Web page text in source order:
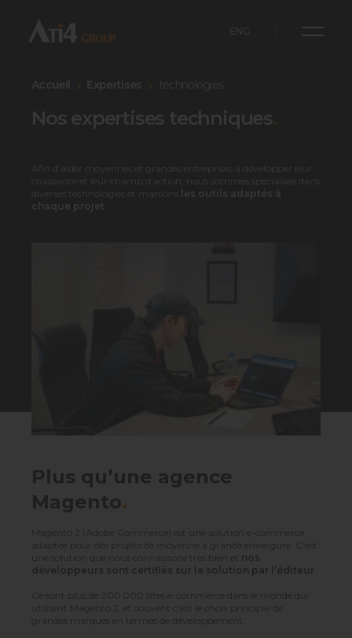
ENG
Accueil Expertises technologies
Nos expertises techniques
Afin d’aider moyennes et grandes entreprises à développer leur
croissance et leur champ d’action, nous sommes spécialisés dans
diverses technologies et manions les outils adaptés à
chaque projet
Plus qu’une agence
Magento.
Magento 2 (Adobe Commerce) est une solution e-commerce
adaptée pour des projets de moyenne à grande envergure. C’est
une solution que nous connaissons très bien et nos
développeurs sont certifiés sur la solution par l’éditeur
Ce sont plus de 200 000 sites e-commerce dans le monde qui
utilisent Magento 2, et souvent c’est le choix principal de
grandes marques en termes de développement.